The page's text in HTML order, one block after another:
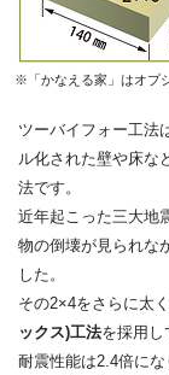
※「かなえる家」はオプ
ツーバイフォー工法
ル化された壁や床な
法です。
近年起こった三大地
物の倒壊が見られな
した。
その2×4をさらに太
ックス)工法を採用し
耐震性能は2.4倍に